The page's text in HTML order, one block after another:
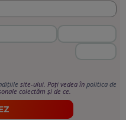
site-ului. Poți vedea în politica de
colectăm și de ce.